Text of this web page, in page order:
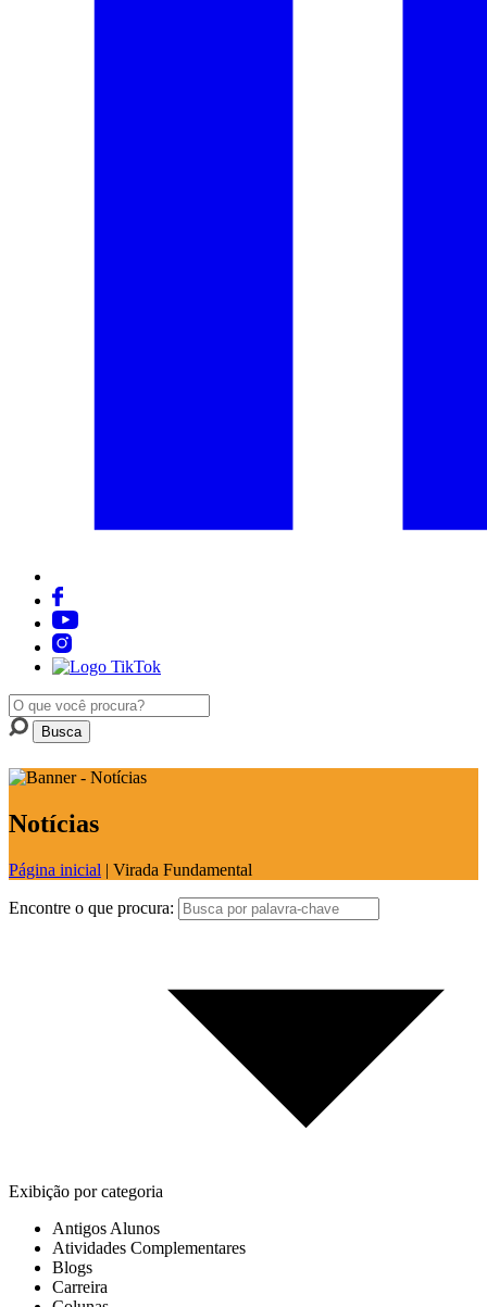
Notícias
Página inicial | Virada Fundamental
Encontre o que procura:
Exibição por categoria
Antigos Alunos
Atividades Complementares
Blogs
Carreira